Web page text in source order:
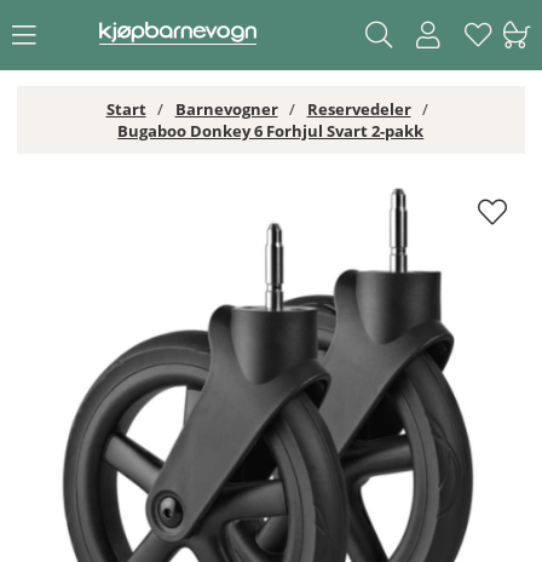
Start Barnevogner
Reservedeler
Bugaboo Donkey 6 Forhjul Svart 2-pakk